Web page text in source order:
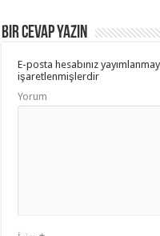
Bir cevap yazın
E-posta hesabınız
işaretlenmişlerdir
Yorum